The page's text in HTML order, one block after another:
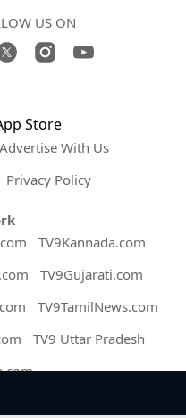
US ON
Advertise With Us
Privacy Policy
TV9Kannada.com
TV9Gujarati.com
TV9TamilNews.com
TV9 Uttar Pradesh